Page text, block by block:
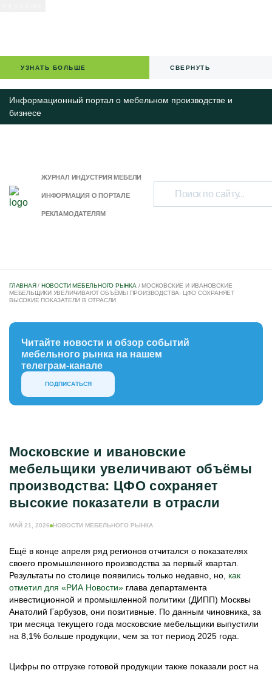
УЗНАТЬ БОЛЬШЕ СВЕРНУТЬ
Информационный портал о мебельном производстве и
бизнесе
ЖУРНАЛ ИНДУСТРИЯ МЕБЕЛИ
ИНФОРМАЦИЯ О ПОРТАЛЕ
РЕКЛАМОДАТЕЛЯМ
ГЛАВНАЯ/ НОВОСТИ МЕБЕЛЬНОГО РЫНКА / МОСКОВСКИЕ И ИВАНОВСКИЕ
МЕБЕЛЬЩИКИ УВЕЛИЧИВАЮТ ОБЪЁМЫ ПРОИЗВОДСТВА: ЦФО СОХРАНЯЕТ
ВЫСОКИЕ ПОКАЗАТЕЛИ В ОТРАСЛИ
Читайте новости и обзор событий
мебельного рынка на нашем
телеграм-канале
ПОДПИСАТЬСЯ
Московские и ивановские
мебельщики увеличивают объёмы
производства: ЦФО сохраняет
высокие показатели в отрасли
МАЙ 21, 2026 НОВОСТИ МЕБЕЛЬНОГО РЫНКА
Ещё в конце апреля ряд регионов отчитался о показателях
своего промышленного производства за первый квартал.
Результаты по столице появились только недавно, но, как
отметил для «РИА Новости» глава департамента
инвестиционной и промышленной политики (ДИПП) Москвы
Анатолий Гарбузов, они позитивные. По данным чиновника, за
три месяца текущего года московские мебельщики выпустили
на 8,1% больше продукции, чем за тот период 2025 года.
Цифры по отгрузке готовой продукции также показали рост на